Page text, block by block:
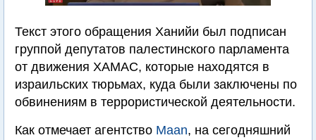
Текст этого обращения Ханийи был подписан
группой депутатов палестинского парламента
от движения ХАМАС, которые находятся в
израильских тюрьмах, куда были заключены по
обвинениям в террористической деятельности.
Как отмечает агентство Maan, на сегодняшний